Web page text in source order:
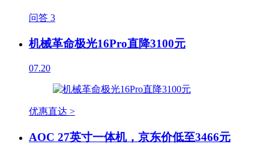
问答 3
机械革命极光16Pro直降3100元
07.20
优惠直达 >
AOC 27英寸一体机，京东价低至3466元